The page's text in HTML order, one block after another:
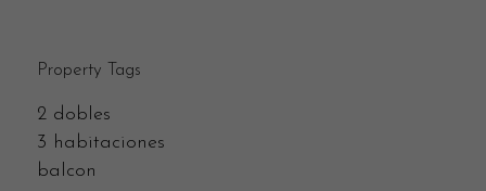
Property Tags
2 dobles
3 habitaciones
balcon